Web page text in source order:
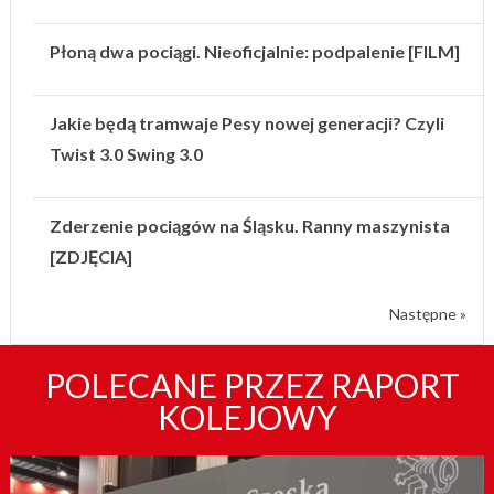
Płoną dwa pociągi. Nieoficjalnie: podpalenie [FILM]
Jakie będą tramwaje Pesy nowej generacji? Czyli
Twist 3.0 Swing 3.0
Zderzenie pociągów na Śląsku. Ranny maszynista
[ZDJĘCIA]
Następne »
POLECANE PRZEZ RAPORT
KOLEJOWY